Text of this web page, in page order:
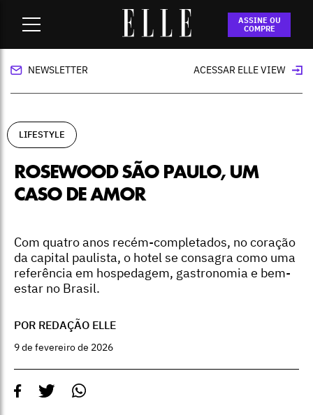
ASSINE OU
COMPRE
Rosewood São Paulo, um caso de amor
NEWSLETTER ACESSAR ELLE VIEW
LIFESTYLE
ROSEWOOD SÃO PAULO, UM
CASO DE AMOR
Com quatro anos recém-completados, no coração
da capital paulista, o hotel se consagra como uma
referência em hospedagem, gastronomia e bem-
estar no Brasil.
POR REDAÇÃO ELLE
9 de fevereiro de 2026